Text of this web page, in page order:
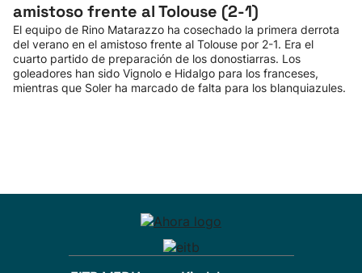
amistoso frente al Tolouse (2-1)
El equipo de Rino Matarazzo ha cosechado la primera derrota
del verano en el amistoso frente al Tolouse por 2-1. Era el
cuarto partido de preparación de los donostiarras. Los
goleadores han sido Vignolo e Hidalgo para los franceses,
mientras que Soler ha marcado de falta para los blanquiazules.